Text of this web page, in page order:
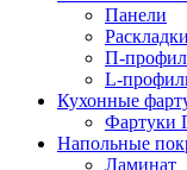
Панели
Раскладки
П-
L-
Кухонные
Фартуки
Напольные
Ламинат